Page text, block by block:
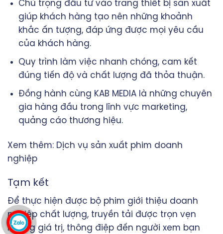
Chú trọng đầu tư vào trang thiết bị sản xuất
giúp khách hàng tạo nên những khoảnh
khắc ấn tượng, đáp ứng được mọi yêu cầu
của khách hàng.
Quy trình làm việc nhanh chóng, cam kết
đúng tiến độ và chất lượng đã thỏa thuận.
Đồng hành cùng KAB MEDIA là những chuyên
gia hàng đầu trong lĩnh vực marketing,
quảng cáo thương hiệu.
Xem thêm: Dịch vụ sản xuất phim doanh
nghiệp
Tạm kết
Để thực hiện được bộ phim giới thiệu doanh
nghiệp chất lượng, truyền tải được trọn vẹn
những giá trị, thông điệp đến người xem bạn